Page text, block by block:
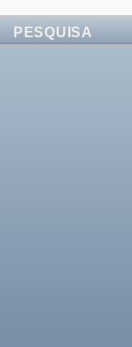
PESQUISA